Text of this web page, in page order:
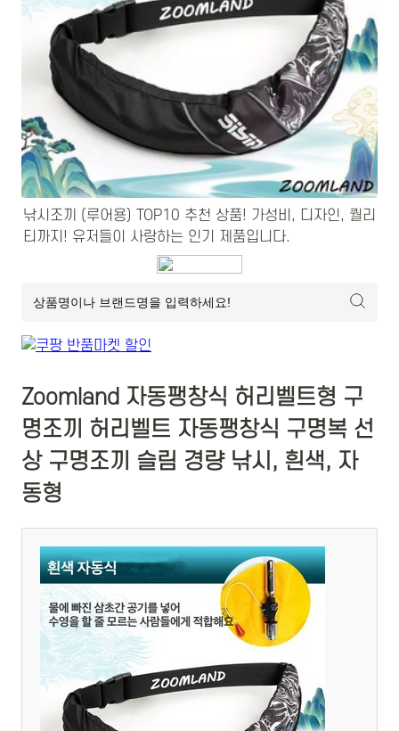
낚시조끼 (루어용) TOP10 추천 상품! 가성비, 디자인, 퀄리
티까지! 유저들이 사랑하는 인기 제품입니다.
Zoomland 자동팽창식 허리벨트형 구
명조끼 허리벨트 자동팽창식 구명복 선
상 구명조끼 슬림 경량 낚시, 흰색, 자
동형